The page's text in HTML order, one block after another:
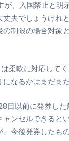
が、入国禁止と明
丈夫でしょうけれ
の制限の場合対象
柔軟に対応して
なるかはまだま
日以前に発券した
ャンセルできると
、今後発券したも